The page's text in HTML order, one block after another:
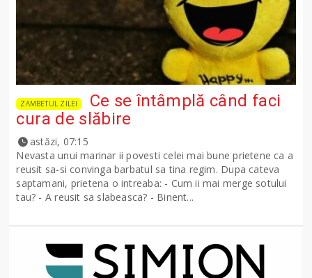
ZAMBETUL ZILEI
Ce se întâmplă când faci
cura de slăbire
astăzi, 07:15
Nevasta unui marinar ii povesti celei mai bune prietene ca a
reusit sa-si convinga barbatul sa tina regim. Dupa cateva
saptamani, prietena o intreaba: - Cum ii mai merge sotului
tau? - A reusit sa slabeasca? - Binent...